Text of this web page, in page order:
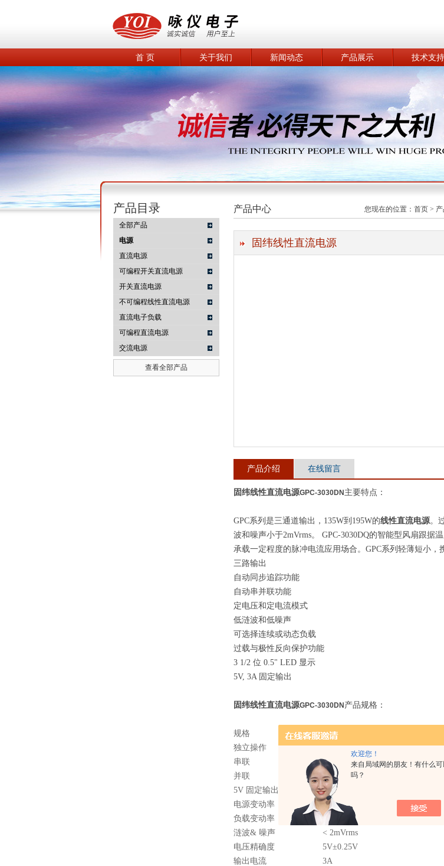
欢迎您！
来自局域网的朋友！有什么
吗？
首 页 关于我们 新闻动态 产品展示 技术支持
产品目录
全部产品
电源
直流电源
可编程开关直流电源
开关直流电源
不可编程线性直流电源
直流电子负载
可编程直流电源
交流电源
查看全部产品
产品中心 您现在的位置： 首页 >
固纬线性直流电源
产品介绍 在线留言
固纬线性直流电源GPC-3030DN 主要特点：
GPC系列是三通道输出，135W到195W的线性直流电源。
波和噪声小于2mVrms。 GPC-3030DQ的智能型风扇跟
承载一定程度的脉冲电流应用场合。GPC系列轻薄短小
三路输出
自动同步追踪功能
自动串并联功能
定电压和定电流模式
低涟波和低噪声
可选择连续或动态负载
过载与极性反向保护功能
3 1/2 位 0.5" LED 显示
5V, 3A 固定输出
固纬线性直流电源GPC-3030DN 产品规格：
规格
独立操作
(0~60V/0~3A) x 2, (5V/3A Max.)
串联
120V 3A
并联
60V 6A
5V 固定输出
电源变动率
<5mV
负载变动率
< 10mV
涟波& 噪声 < 2mVrms
电压精确度
5V±0.25V
输出电流
3A